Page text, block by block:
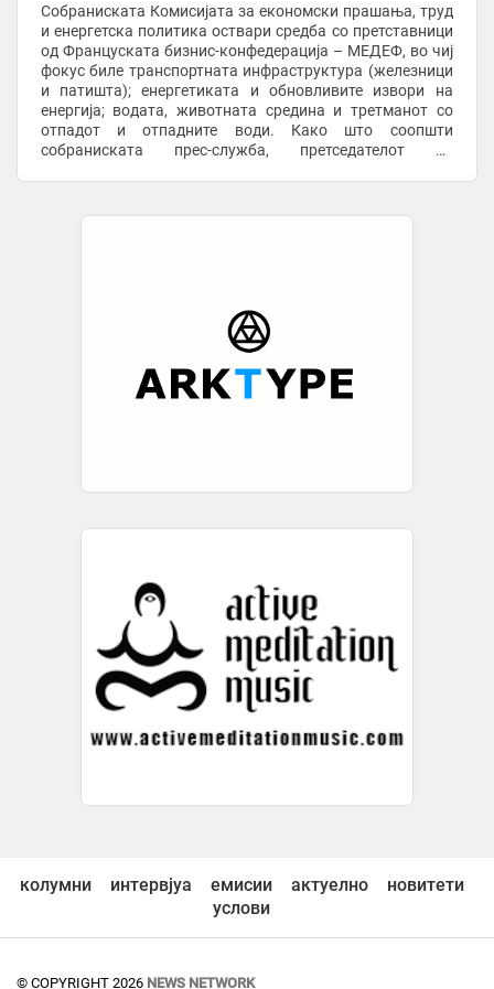
Собраниската Комисијата за економски прашања, труд
и енергетска политика оствари средба со претставници
од Француската бизнис-конфедерација – МЕДЕФ, во чиј
фокус биле транспортната инфраструктура (железници
и патишта); енергетиката и обновливите извори на
енергија; водата, животната средина и третманот со
отпадот и отпадните води. Како што соопшти
собраниската прес-служба, претседателот на
колумни интервјуа емисии актуелно
новитети
услови
© COPYRIGHT 2026 NEWS NETWORK